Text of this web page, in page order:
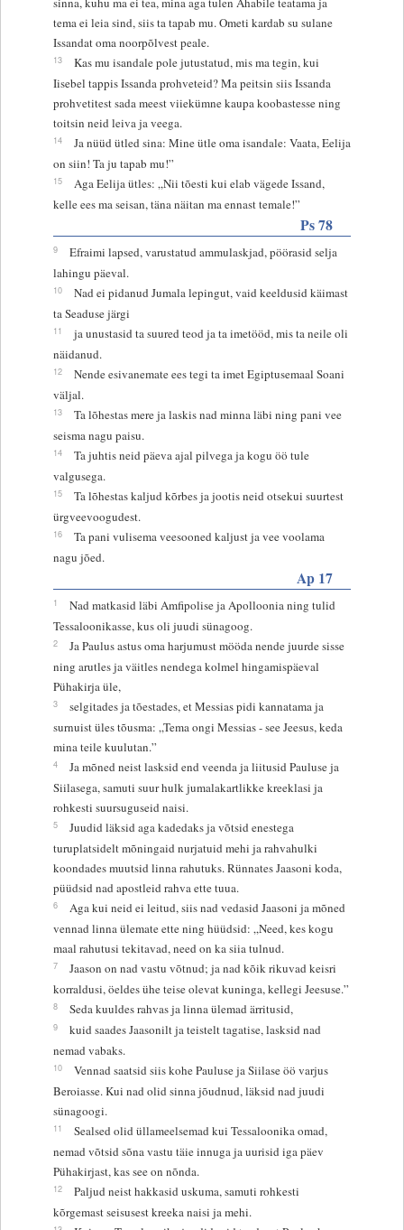
tema ei leia sind, siis ta tapab mu. Ometi kardab su sulane
Issandat oma noorpõlvest peale.
13
Kas mu isandale pole jutustatud, mis ma tegin, kui
Iisebel tappis Issanda prohveteid? Ma peitsin siis Issanda
prohvetitest sada meest viiekümne kaupa koobastesse ning
toitsin neid leiva ja veega.
14
Ja nüüd ütled sina: Mine ütle oma isandale: Vaata, Eelija
on siin! Ta ju tapab mu!”
15
Aga Eelija ütles: „Nii tõesti kui elab vägede Issand,
kelle ees ma seisan, täna näitan ma ennast temale!”
Ps 78
9
Efraimi lapsed, varustatud ammulaskjad, pöörasid selja
lahingu päeval.
10
Nad ei pidanud Jumala lepingut, vaid keeldusid käimast
ta Seaduse järgi
11
ja unustasid ta suured teod ja ta imetööd, mis ta neile oli
näidanud.
12
Nende esivanemate ees tegi ta imet Egiptusemaal Soani
väljal.
13
Ta lõhestas mere ja laskis nad minna läbi ning pani vee
seisma nagu paisu.
14
Ta juhtis neid päeva ajal pilvega ja kogu öö tule
valgusega.
15
Ta lõhestas kaljud kõrbes ja jootis neid otsekui suurtest
ürgveevoogudest.
16
Ta pani vulisema veesooned kaljust ja vee voolama
nagu jõed.
Ap 17
1
Nad matkasid läbi Amfipolise ja Apolloonia ning tulid
Tessaloonikasse, kus oli juudi sünagoog.
2
Ja Paulus astus oma harjumust mööda nende juurde sisse
ning arutles ja väitles nendega kolmel hingamispäeval
Pühakirja üle,
3
selgitades ja tõestades, et Messias pidi kannatama ja
surnuist üles tõusma: „Tema ongi Messias - see Jeesus, keda
mina teile kuulutan.”
4
Ja mõned neist lasksid end veenda ja liitusid Pauluse ja
Siilasega, samuti suur hulk jumalakartlikke kreeklasi ja
rohkesti suursuguseid naisi.
5
Juudid läksid aga kadedaks ja võtsid enestega
turuplatsidelt mõningaid nurjatuid mehi ja rahvahulki
koondades muutsid linna rahutuks. Rünnates Jaasoni koda,
püüdsid nad apostleid rahva ette tuua.
6
Aga kui neid ei leitud, siis nad vedasid Jaasoni ja mõned
vennad linna ülemate ette ning hüüdsid: „Need, kes kogu
maal rahutusi tekitavad, need on ka siia tulnud.
7
Jaason on nad vastu võtnud; ja nad kõik rikuvad keisri
korraldusi, öeldes ühe teise olevat kuninga, kellegi Jeesuse.”
8 Seda kuuldes rahvas ja linna ülemad ärritusid,
9
kuid saades Jaasonilt ja teistelt tagatise, lasksid nad
nemad vabaks.
10
Vennad saatsid siis kohe Pauluse ja Siilase öö varjus
Beroiasse. Kui nad olid sinna jõudnud, läksid nad juudi
sünagoogi.
11
Sealsed olid üllameelsemad kui Tessaloonika omad,
nemad võtsid sõna vastu täie innuga ja uurisid iga päev
Pühakirjast, kas see on nõnda.
12
Paljud neist hakkasid uskuma, samuti rohkesti
kõrgemast seisusest kreeka naisi ja mehi.